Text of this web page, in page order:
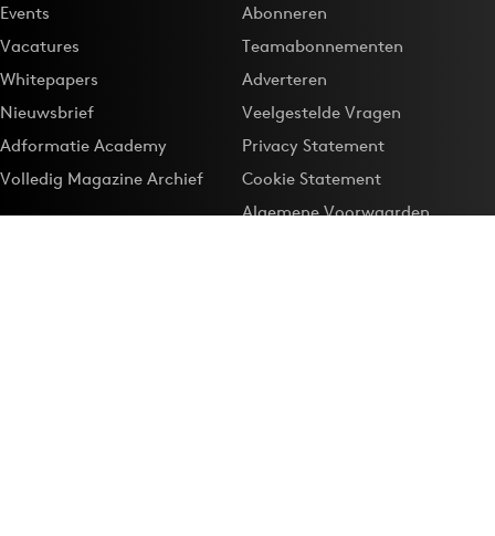
Events
Vacatures
Whitepapers
Nieuwsbrief
Adformatie Academy
Volledig Magazine Archief
Abonneren
Teamabonnementen
Adverteren
Veelgestelde Vragen
Privacy Statement
Cookie Statement
Algemene Voorwaarden